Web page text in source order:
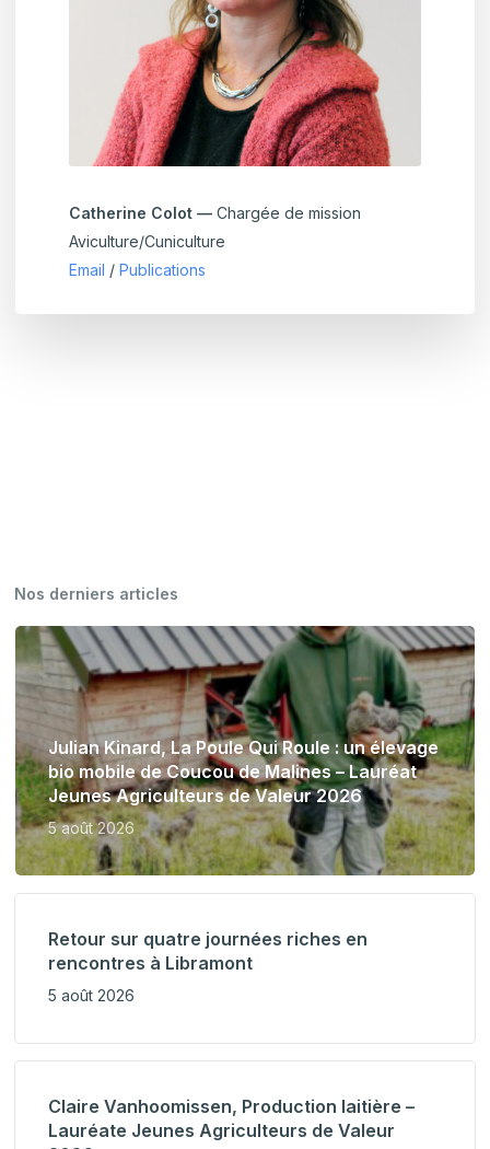
Catherine Colot — Chargée de mission
Aviculture/Cuniculture
Email / Publications
Nos derniers articles
Julian Kinard, La Poule Qui Roule : un élevage
bio mobile de Coucou de Malines – Lauréat
Jeunes Agriculteurs de Valeur 2026
5 août 2026
Retour sur quatre journées riches en
rencontres à Libramont
5 août 2026
Claire Vanhoomissen, Production laitière –
Lauréate Jeunes Agriculteurs de Valeur